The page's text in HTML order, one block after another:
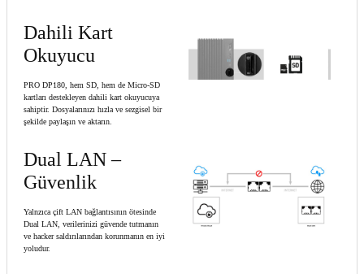
Dahili Kart
Okuyucu
PRO DP180, hem SD, hem de Micro-SD
kartları destekleyen dahili kart okuyucuya
sahiptir. Dosyalarınızı hızla ve sezgisel bir
şekilde paylaşın ve aktarın.
Dual LAN –
Güvenlik
Yalnzıca çift LAN bağlantısının ötesinde
Dual LAN, verilerinizi güvende tutmanın
ve hacker saldırılarından korunmanın en iyi
yoludur.